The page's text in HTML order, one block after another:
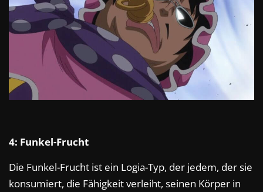
4: Funkel-Frucht
Die Funkel-Frucht ist ein Logia-Typ, der jedem, der sie
konsumiert, die Fähigkeit verleiht, seinen Körper in